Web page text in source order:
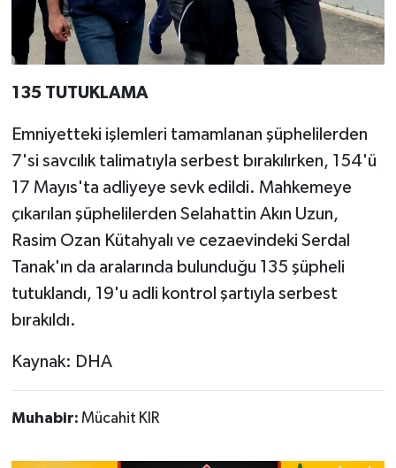
135 TUTUKLAMA
Emniyetteki işlemleri tamamlanan şüphelilerden
7'si savcılık talimatıyla serbest bırakılırken, 154'ü
17 Mayıs'ta adliyeye sevk edildi. Mahkemeye
çıkarılan şüphelilerden Selahattin Akın Uzun,
Rasim Ozan Kütahyalı ve cezaevindeki Serdal
Tanak'ın da aralarında bulunduğu 135 şüpheli
tutuklandı, 19'u adli kontrol şartıyla serbest
bırakıldı.
Kaynak: DHA
Muhabir: Mücahit KIR